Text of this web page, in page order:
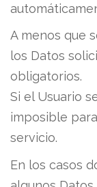
A menos que
los Datos
obligatorios.
Si el Usuario
imposible
servicio.
En los casos